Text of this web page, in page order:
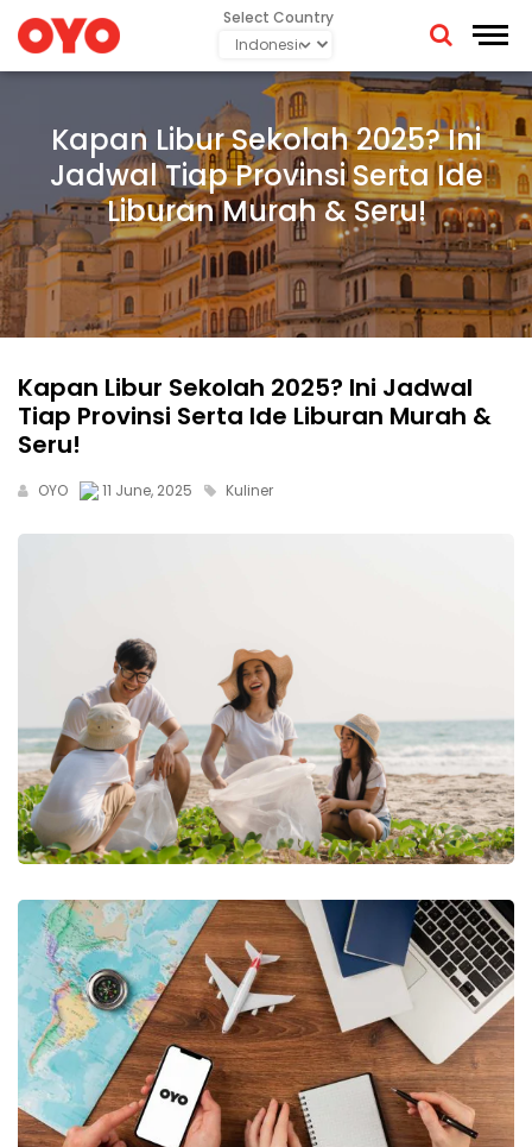
Select Country
Kapan Libur Sekolah 2025? Ini
Jadwal Tiap Provinsi Serta Ide
Liburan Murah & Seru!
Kapan Libur Sekolah 2025? Ini Jadwal
Tiap Provinsi Serta Ide Liburan Murah &
Seru!
OYO 11 June, 2025 Kuliner